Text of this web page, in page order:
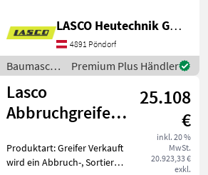
Mietpark. Der Greifer ist in
einem technisch sehr
gutem Zustand
LASCO Heutechnik GmbH
4891 Pöndorf
Baumaschinen
/ Lasco
Premium Plus Händler
Lasco
Abbruchgreifer,
Steingreifer
25.108
€
inkl. 20 %
MwSt.
20.923,33 €
exkl.
Produktart: Greifer Verkauft
wird ein Abbruch-, Sortier-,